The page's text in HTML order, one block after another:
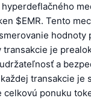
$EMR. Tento
hodnoty
transakcie je
a
transakcie je
ponuku